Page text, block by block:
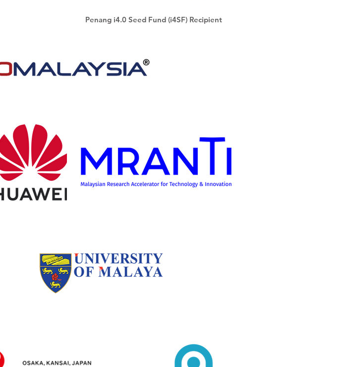
Penang i4.0 Seed Fund (i4SF) Recipient